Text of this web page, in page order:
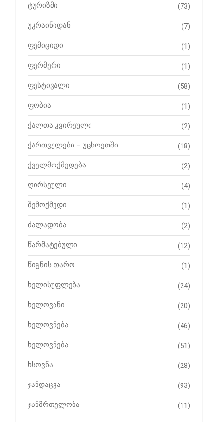
ტურიზმი (73)
უკრაინიდან (7)
ფემიციდი (1)
ფერმერი (1)
ფესტივალი (58)
ფობია (1)
ქალთა კვირეული (2)
ქართველები – უცხოეთში (18)
ქველმოქმედება (2)
ღირსეული (4)
შემოქმედი (1)
ძალადობა (2)
წარმატებული (12)
წიგნის თარო (1)
ხელისუფლება (24)
ხელოვანი (20)
ხელოვნება (46)
ხელოვნება (51)
ხსოვნა (28)
ჯანდაცვა (93)
ჯანმრთელობა (11)